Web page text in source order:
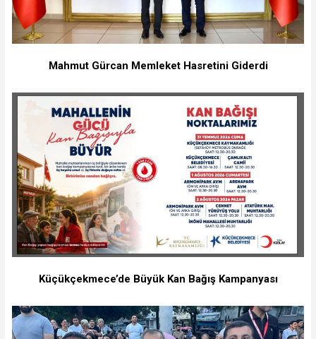
Mahmut Gürcan Memleket Hasretini Giderdi
Küçükçekmece’de Büyük Kan Bağış Kampanyası